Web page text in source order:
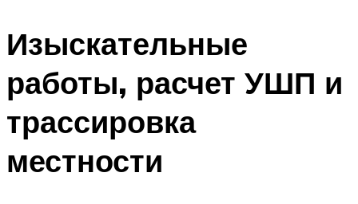
Изыскательные
работы, расчет УШП и
трассировка
местности